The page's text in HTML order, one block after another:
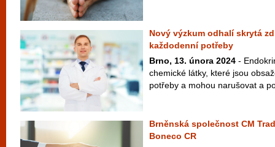
Nový výzkum odhalí skrytá
každodenní potřeby
Brno, 13. února 2024 -
chemické látky, které jsou
potřeby a mohou narušovat a
Brněnská společnost CM
Boneco CR